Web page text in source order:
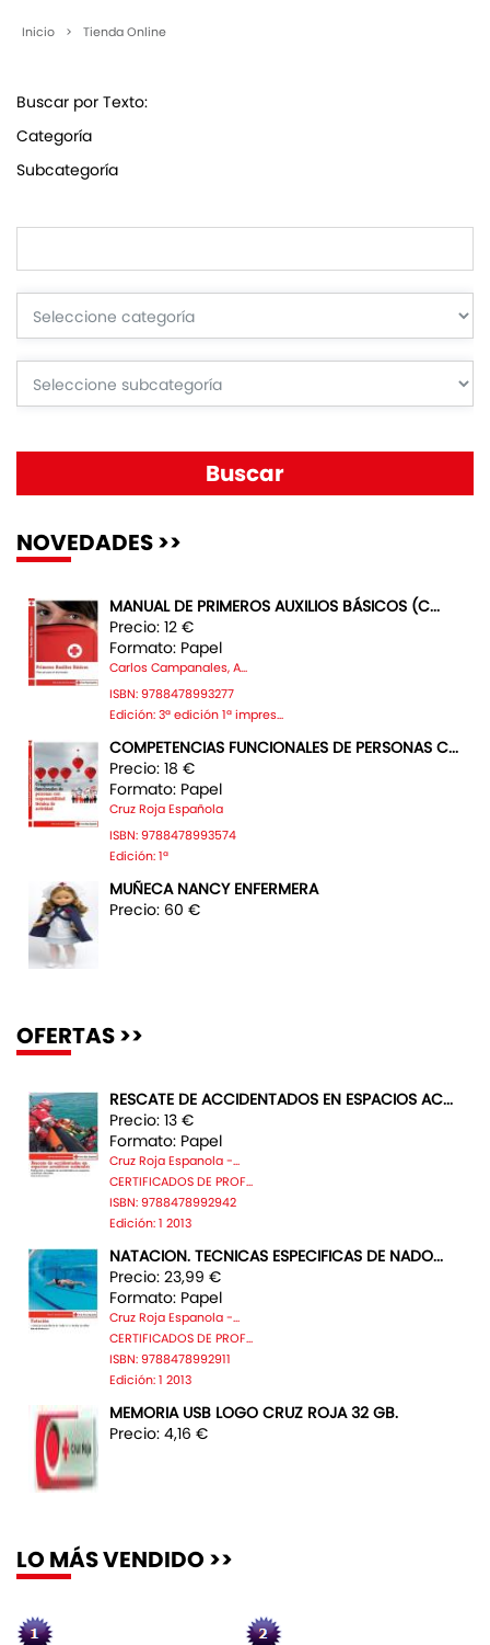
Inicio > Tienda Online
Buscar por Texto:
Categoría
Subcategoría
NOVEDADES >>
MANUAL DE PRIMEROS AUXILIOS BÁSICOS (C...
Precio: 12 €
Formato: Papel
Carlos Campanales, A...
ISBN: 9788478993277
Edición: 3ª edición 1ª impres...
COMPETENCIAS FUNCIONALES DE PERSONAS C...
Precio: 18 €
Formato: Papel
Cruz Roja Española
ISBN: 9788478993574
Edición: 1ª
MUÑECA NANCY ENFERMERA
Precio: 60 €
OFERTAS >>
RESCATE DE ACCIDENTADOS EN ESPACIOS AC...
Precio: 13 €
Formato: Papel
Cruz Roja Espanola -...
CERTIFICADOS DE PROF...
ISBN: 9788478992942
Edición: 1 2013
NATACION. TECNICAS ESPECIFICAS DE NADO...
Precio: 23,99 €
Formato: Papel
Cruz Roja Espanola -...
CERTIFICADOS DE PROF...
ISBN: 9788478992911
Edición: 1 2013
MEMORIA USB LOGO CRUZ ROJA 32 GB.
Precio: 4,16 €
LO MÁS VENDIDO >>